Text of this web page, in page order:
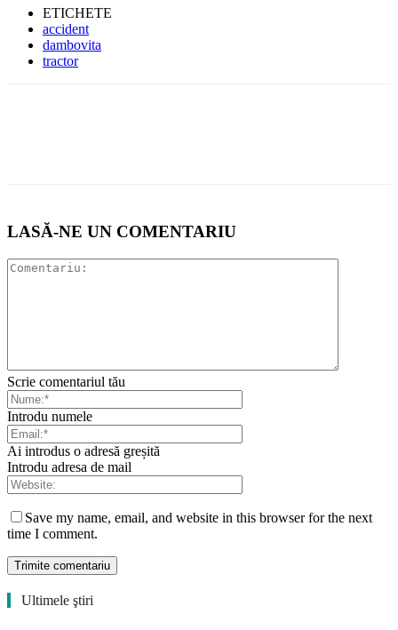
ETICHETE
accident
dambovita
tractor
LASĂ-NE UN COMENTARIU
Scrie comentariul tău
Introdu numele
Ai introdus o adresă greșită
Introdu adresa de mail
Save my name, email, and website in this browser for the next
time I comment.
Ultimele ştiri